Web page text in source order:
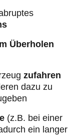
Überholen
zufahren
dazu zu
(z.B. bei einer
ein langer